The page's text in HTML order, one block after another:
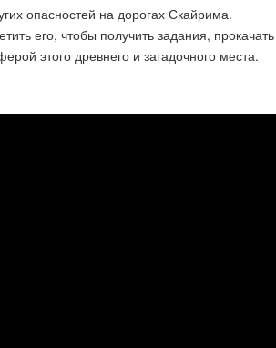
опасностей на дорогах Скайрима.
его, чтобы получить задания, прокачать
этого древнего и загадочного места.